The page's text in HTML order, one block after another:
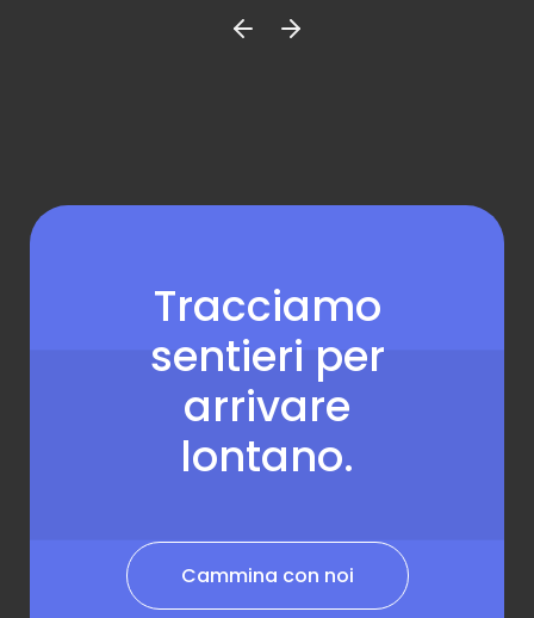
Tracciamo
sentieri per
arrivare
lontano.
Cammina con noi